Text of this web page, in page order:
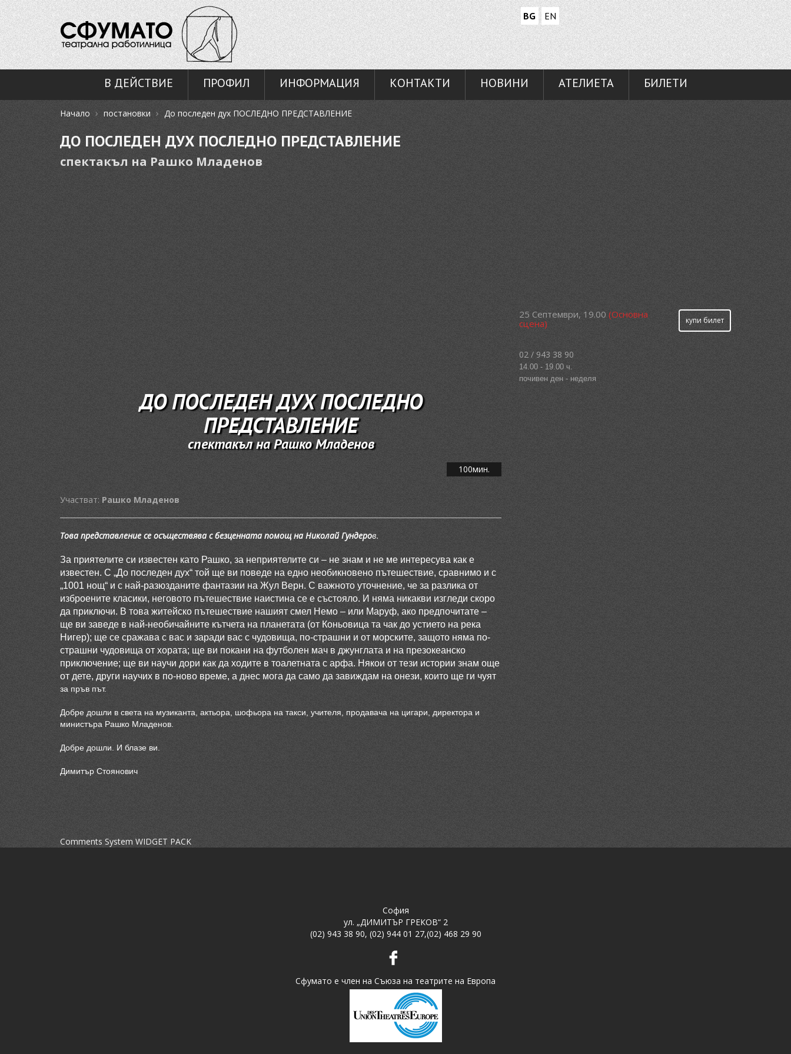
EN
BG
В ДЕЙСТВИЕ ПРОФИЛ ИНФОРМАЦИЯ КОНТАКТИ НОВИНИ АТЕЛИЕТА БИЛЕТИ
Начало › постановки › До последен дух ПОСЛЕДНО ПРЕДСТАВЛЕНИЕ
ДО ПОСЛЕДЕН ДУХ ПОСЛЕДНО ПРЕДСТАВЛЕНИЕ
спектакъл на Рашко Младенов
ДО ПОСЛЕДЕН ДУХ ПОСЛЕДНО
ПРЕДСТАВЛЕНИЕ
спектакъл на Рашко Младенов
100мин.
Участват: Рашко Младенов
Това представление се осъществява с безценната помощ на Николай Гундеров.
За приятелите си известен като Рашко, за неприятелите си – не знам и не ме интересува как е
известен. С „До последен дух“ той ще ви поведе на едно необикновено пътешествие, сравнимо и с
„1001 нощ“ и с най-разюзданите фантазии на Жул Верн. С важното уточнение, че за разлика от
изброените класики, неговото пътешествие наистина се е състояло. И няма никакви изгледи скоро
да приключи. В това житейско пътешествие нашият смел Немо – или Маруф, ако предпочитате –
ще ви заведе в най-необичайните кътчета на планетата (от Коньовица та чак до устието на река
Нигер); ще се сражава с вас и заради вас с чудовища, по-страшни и от морските, защото няма по-
страшни чудовища от хората; ще ви покани на футболен мач в джунглата и на презокеанско
приключение; ще ви научи дори как да ходите в тоалетната с арфа. Някои от тези истории знам още
от дете, други научих в по-ново време, а днес мога да само да завиждам на онези, които ще ги чуят
за пръв път.
Добре дошли в света на музиканта, актьора, шофьора на такси, учителя, продавача на цигари, директора и
министъра Рашко Младенов.
Добре дошли. И блазе ви.
Димитър Стоянович
купи билет
25 Септември, 19.00 (Основна
сцена)
02 / 943 38 90
14.00 - 19.00 ч.
почивен ден - неделя
Comments System WIDGET PACK
София
ул. „ДИМИТЪР ГРЕКОВ“ 2
(02) 943 38 90, (02) 944 01 27,(02) 468 29 90
Сфумато е член на Съюза на театрите на Европа